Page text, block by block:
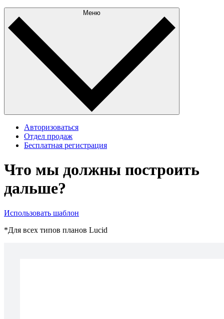
Меню
Авторизоваться
Отдел продаж
Бесплатная регистрация
Что мы должны построить
дальше?
Использовать шаблон
*Для всех типов планов Lucid